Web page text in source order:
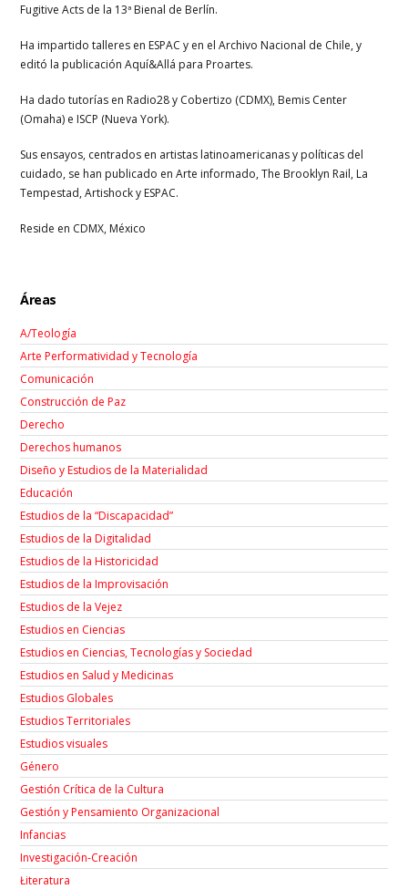
Fugitive Acts de la 13ª Bienal de Berlín.
Ha impartido talleres en ESPAC y en el Archivo Nacional de Chile, y
editó la publicación Aquí&Allá para Proartes.
Ha dado tutorías en Radio28 y Cobertizo (CDMX), Bemis Center
(Omaha) e ISCP (Nueva York).
Sus ensayos, centrados en artistas latinoamericanas y políticas del
cuidado, se han publicado en Arte informado, The Brooklyn Rail, La
Tempestad, Artishock y ESPAC.
Reside en CDMX, México
Áreas
A/Teología
Arte Performatividad y Tecnología
Comunicación
Construcción de Paz
Derecho
Derechos humanos
Diseño y Estudios de la Materialidad
Educación
Estudios de la “Discapacidad”
Estudios de la Digitalidad
Estudios de la Historicidad
Estudios de la Improvisación
Estudios de la Vejez
Estudios en Ciencias
Estudios en Ciencias, Tecnologías y Sociedad
Estudios en Salud y Medicinas
Estudios Globales
Estudios Territoriales
Estudios visuales
Género
Gestión Crítica de la Cultura
Gestión y Pensamiento Organizacional
Infancias
Investigación-Creación
Łiteratura